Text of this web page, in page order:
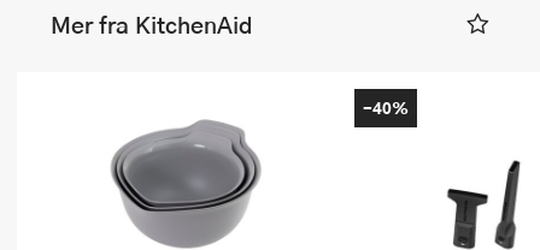
Mer fra KitchenAid
-40%